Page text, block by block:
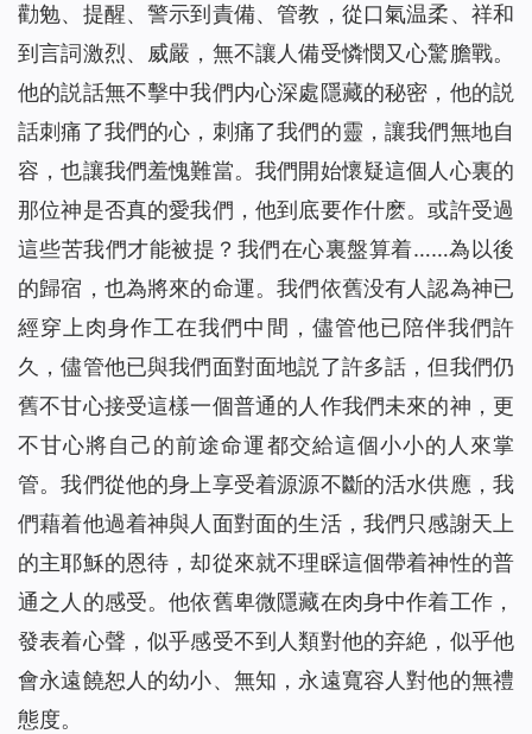
勸勉、提醒、警示到責備、管教，從口氣温柔、祥和
到言詞激烈、威嚴，無不讓人備受憐憫又心驚膽戰。
他的説話無不擊中我們内心深處隱藏的秘密，他的説
話刺痛了我們的心，刺痛了我們的靈，讓我們無地自
容，也讓我們羞愧難當。我們開始懷疑這個人心裏的
那位神是否真的愛我們，他到底要作什麽。或許受過
這些苦我們才能被提？我們在心裏盤算着……為以後
的歸宿，也為將來的命運。我們依舊没有人認為神已
經穿上肉身作工在我們中間，儘管他已陪伴我們許
久，儘管他已與我們面對面地説了許多話，但我們仍
舊不甘心接受這樣一個普通的人作我們未來的神，更
不甘心將自己的前途命運都交給這個小小的人來掌
管。我們從他的身上享受着源源不斷的活水供應，我
們藉着他過着神與人面對面的生活，我們只感謝天上
的主耶穌的恩待，却從來就不理睬這個帶着神性的普
通之人的感受。他依舊卑微隱藏在肉身中作着工作，
發表着心聲，似乎感受不到人類對他的弃絶，似乎他
會永遠饒恕人的幼小、無知，永遠寬容人對他的無禮
態度。